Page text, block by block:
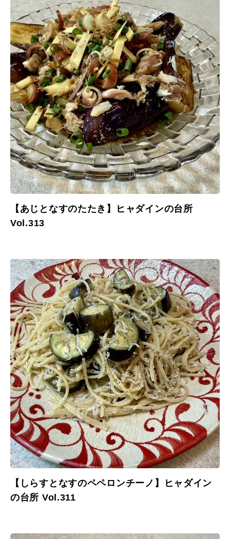
【あじとなすのたたき】ヒャダインの台所
Vol.313
【しらすとなすのペペロンチーノ】ヒャダイン
の台所 Vol.311